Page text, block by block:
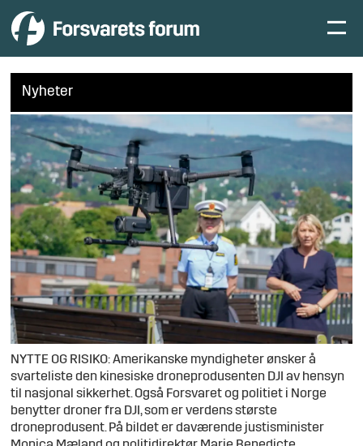
Nyheter
NYTTE OG RISIKO: Amerikanske myndigheter ønsker å
svarteliste den kinesiske droneprodusenten DJI av hensyn
til nasjonal sikkerhet. Også Forsvaret og politiet i Norge
benytter droner fra DJI, som er verdens største
droneprodusent. På bildet er daværende justisminister